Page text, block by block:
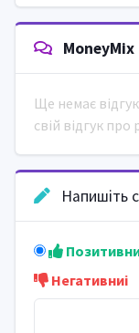
MoneyMix
Ще немає
свій відгук
Напишіть
Негативниi